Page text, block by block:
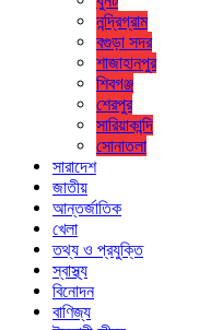
নন্দ্রিগ্রাম
বগুড়া সদর
শাজাহানপুর
শিবগঞ্জ
শেরপুর
সারিয়াকান্দি
সোনাতলা
সারাদেশ
জাতীয়
আন্তর্জাতিক
খেলা
তথ্য ও প্রযুক্তি
স্বাস্থ্য
বিনোদন
বাণিজ্য